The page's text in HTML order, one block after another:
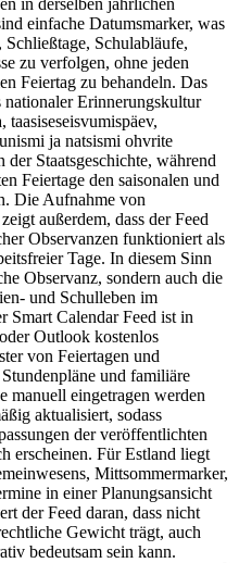
in derselben jährlichen
einfache Datumsmarker, was
Schulabläufe,
zu verfolgen, ohne jeden
Feiertag zu behandeln. Das
nationaler Erinnerungskultur
ja natsismi ohvrite
Staatsgeschichte, während
Feiertage den saisonalen und
Die Aufnahme von
außerdem, dass der Feed
Observanzen funktioniert als
Tage. In diesem Sinn
Observanz, sondern auch die
und Schulleben im
Smart Calendar Feed ist in
Outlook kostenlos
von Feiertagen und
und familiäre
manuell eingetragen werden
aktualisiert, sodass
der veröffentlichten
erscheinen. Für Estland liegt
Mittsommermarker,
in einer Planungsansicht
der Feed daran, dass nicht
Gewicht trägt, auch
bedeutsam sein kann.